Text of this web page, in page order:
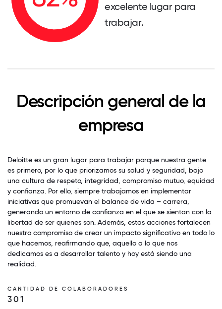
excelente lugar para
trabajar.
Descripción general de la
empresa
Deloitte es un gran lugar para trabajar porque nuestra gente
es primero, por lo que priorizamos su salud y seguridad, bajo
una cultura de respeto, integridad, compromiso mutuo, equidad
y confianza. Por ello, siempre trabajamos en implementar
iniciativas que promuevan el balance de vida – carrera,
generando un entorno de confianza en el que se sientan con la
libertad de ser quienes son. Además, estas acciones fortalecen
nuestro compromiso de crear un impacto significativo en todo lo
que hacemos, reafirmando que, aquello a lo que nos
dedicamos es a desarrollar talento y hoy está siendo una
realidad.
CANTIDAD DE COLABORADORES
301